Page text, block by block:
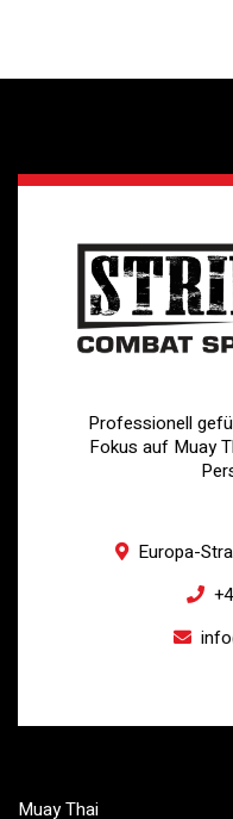
Muay Thai
Professionell
Fokus auf Muay
Europa-